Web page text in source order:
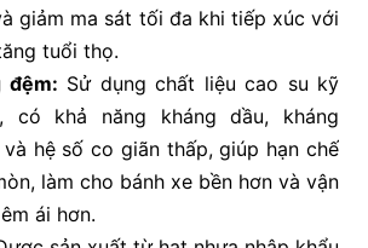
giảm ma sát tối đa khi tiếp xúc với
tuổi thọ.
đệm: Sử dụng chất liệu cao su kỹ
có khả năng kháng dầu, kháng
hệ số co giãn thấp, giúp hạn chế
làm cho bánh xe bền hơn và vận
ái hơn.